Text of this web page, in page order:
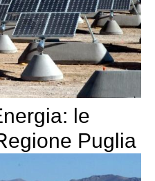
le
Puglia